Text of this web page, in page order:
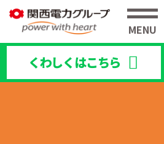
くわしくはこちら